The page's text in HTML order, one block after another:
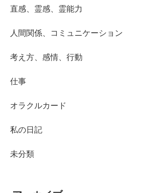
直感、霊感、霊能力
人間関係、コミュニケーション
考え方、感情、行動
仕事
オラクルカード
私の日記
未分類